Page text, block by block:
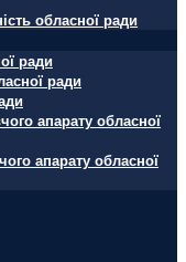
обласної ради
ради
ради
апарату обласної
апарату обласної